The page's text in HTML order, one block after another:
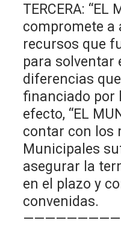
TERCERA: “EL
compromete a
recursos que
para solventar
diferencias
financiado por
efecto, “EL
contar con los
Municipales
asegurar la
en el plazo y
convenidas.